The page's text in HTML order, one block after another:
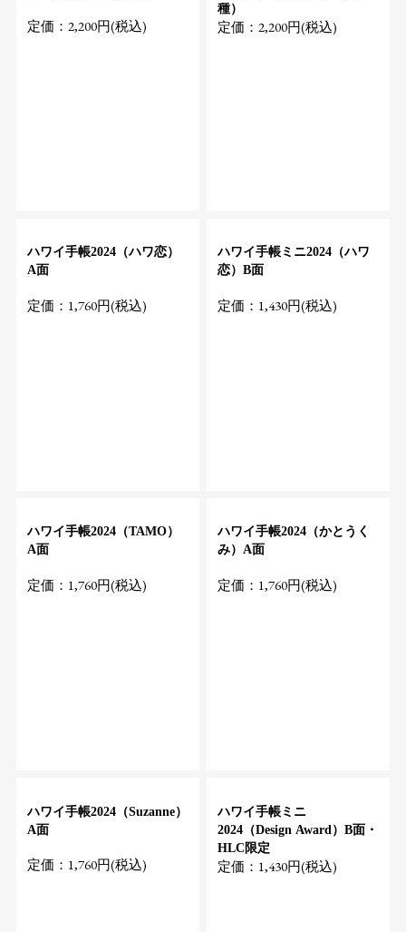
定価：2,200円(税込)
種）
定価：2,200円(税込)
ハワイ手帳2024（ハワ恋）
A面
定価：1,760円(税込)
ハワイ手帳ミニ2024（ハワ
恋）B面
定価：1,430円(税込)
ハワイ手帳2024（TAMO）
A面
定価：1,760円(税込)
ハワイ手帳2024（かとうく
み）A面
定価：1,760円(税込)
ハワイ手帳2024（Suzanne）
A面
定価：1,760円(税込)
ハワイ手帳ミニ
2024（Design Award）B面・
HLC限定
定価：1,430円(税込)